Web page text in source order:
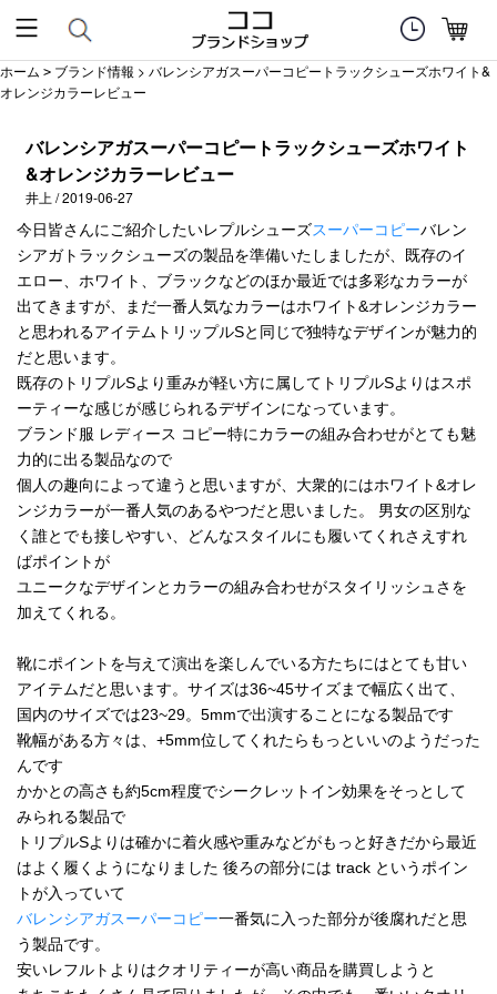
ホーム > ブランド情報 > バレンシアガスーパーコピートラックシューズホワイト&
オレンジカラーレビュー
バレンシアガスーパーコピートラックシューズホワイト
&オレンジカラーレビュー
井上 / 2019-06-27
今日皆さんにご紹介したいレプルシューズスーパーコピーバレン
シアガトラックシューズの製品を準備いたしましたが、既存のイ
エロー、ホワイト、ブラックなどのほか最近では多彩なカラーが
出てきますが、まだ一番人気なカラーはホワイト&オレンジカラー
と思われるアイテムトリップルSと同じで独特なデザインが魅力的
だと思います。
既存のトリプルSより重みが軽い方に属してトリプルSよりはスポ
ーティーな感じが感じられるデザインになっています。
ブランド服 レディース コピー特にカラーの組み合わせがとても魅
力的に出る製品なので
個人の趣向によって違うと思いますが、大衆的にはホワイト&オレ
ンジカラーが一番人気のあるやつだと思いました。 男女の区別な
く誰とでも接しやすい、どんなスタイルにも履いてくれさえすれ
ばポイントが
ユニークなデザインとカラーの組み合わせがスタイリッシュさを
加えてくれる。
靴にポイントを与えて演出を楽しんでいる方たちにはとても甘い
アイテムだと思います。サイズは36~45サイズまで幅広く出て、
国内のサイズでは23~29。5mmで出演することになる製品です
靴幅がある方々は、+5mm位してくれたらもっといいのようだった
んです
かかとの高さも約5cm程度でシークレットイン効果をそっとして
みられる製品で
トリプルSよりは確かに着火感や重みなどがもっと好きだから最近
はよく履くようになりました 後ろの部分には track というポイン
トが入っていて
バレンシアガスーパーコピー一番気に入った部分が後腐れだと思
う製品です。
安いレフルトよりはクオリティーが高い商品を購買しようと